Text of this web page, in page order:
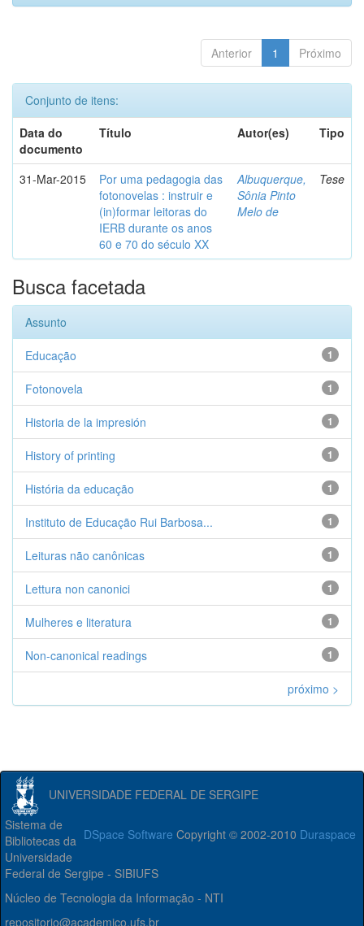
Anterior 1 Próximo
Conjunto de itens:
Data do
documento
Título Autor(es) Tipo
31-Mar-2015
Por uma pedagogia das
fotonovelas : instruir e
(in)formar leitoras do
IERB durante os anos
60 e 70 do século XX
Albuquerque,
Sônia Pinto
Melo de
Tese
Busca facetada
Assunto
1
Educação
1
Fotonovela
1
Historia de la impresión
1
History of printing
1
História da educação
1
Instituto de Educação Rui Barbosa...
1
Leituras não canônicas
1
Lettura non canonici
1
Mulheres e literatura
1
Non-canonical readings
próximo >
UNIVERSIDADE FEDERAL DE SERGIPE
DSpace Software Copyright © 2002-2010 Duraspace
Sistema de
Bibliotecas da
Universidade
Federal de Sergipe - SIBIUFS
Núcleo de Tecnologia da Informação - NTI
repositorio@academico.ufs.br